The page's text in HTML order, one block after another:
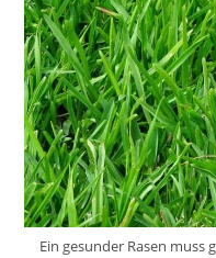
Ein gesunder Rasen muss